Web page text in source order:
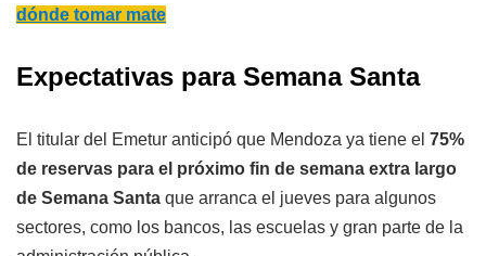
dónde tomar mate
Expectativas para Semana Santa
El titular del Emetur anticipó que Mendoza ya tiene el 75%
de reservas para el próximo fin de semana extra largo
de Semana Santa que arranca el jueves para algunos
sectores, como los bancos, las escuelas y gran parte de la